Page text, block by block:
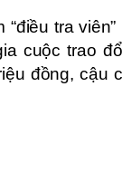
tra
cuộc trao
đồng, cậu